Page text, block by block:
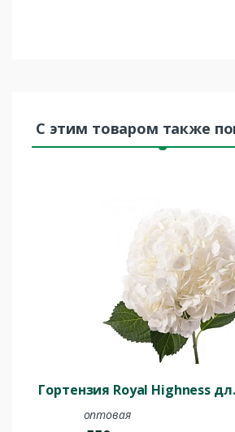
С этим товаром также
Гортензия Royal Highness
оптовая